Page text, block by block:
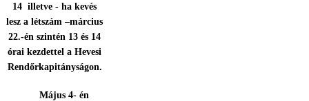
14 illetve - ha kevés
lesz a létszám –március
22.-én szintén 13 és 14
órai kezdettel a Hevesi
Rendőrkapitányságon.
Május 4- én